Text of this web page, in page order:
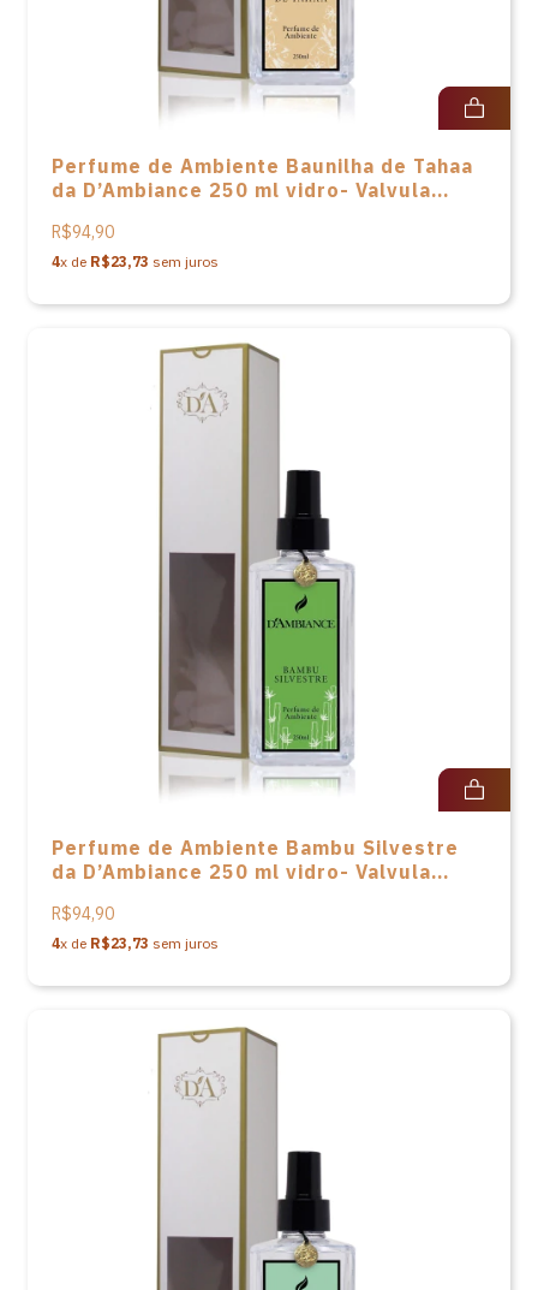
Perfume de Ambiente Baunilha de Tahaa
da D’Ambiance 250 ml vidro- Valvula
R$94,90
4x de R$23,73 sem juros
Perfume de Ambiente Bambu Silvestre
da D’Ambiance 250 ml vidro- Valvula
R$94,90
4x de R$23,73 sem juros